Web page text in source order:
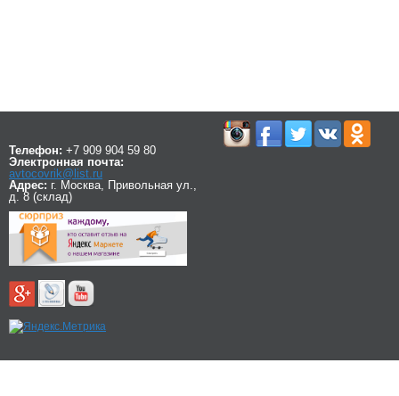
Телефон: +7 909 904 59 80
Электронная почта:
avtocovrik@list.ru
Адрес: г. Москва, Привольная ул.,
д. 8 (склад)